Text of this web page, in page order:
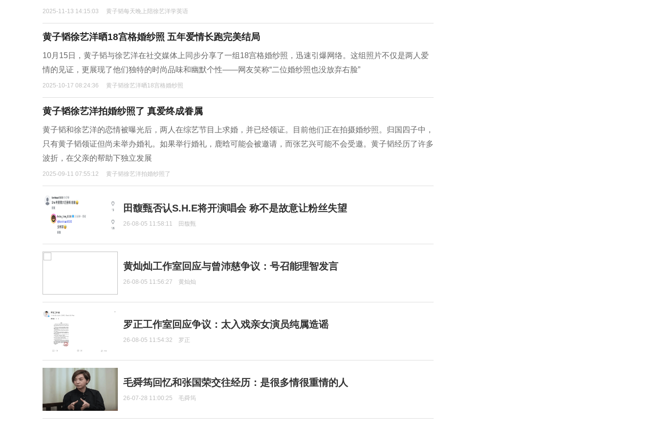
2025-11-13 14:15:03 黄子韬每天晚上陪徐艺洋学英语
黄子韬徐艺洋晒18宫格婚纱照 五年爱情长跑完美结局
10月15日，黄子韬与徐艺洋在社交媒体上同步分享了一组18宫格婚纱照，迅速引爆网络。这组照片不仅是两人爱
情的见证，更展现了他们独特的时尚品味和幽默个性——网友笑称“二位婚纱照也没放弃右脸”
2025-10-17 08:24:36 黄子韬徐艺洋晒18宫格婚纱照
黄子韬徐艺洋拍婚纱照了 真爱终成眷属
黄子韬和徐艺洋的恋情被曝光后，两人在综艺节目上求婚，并已经领证。目前他们正在拍摄婚纱照。归国四子中，
只有黄子韬领证但尚未举办婚礼。如果举行婚礼，鹿晗可能会被邀请，而张艺兴可能不会受邀。黄子韬经历了许多
波折，在父亲的帮助下独立发展
2025-09-11 07:55:12 黄子韬徐艺洋拍婚纱照了
田馥甄否认S.H.E将开演唱会 称不是故意让粉丝失望
26-08-05 11:58:11 田馥甄
黄灿灿工作室回应与曾沛慈争议：号召能理智发言
26-08-05 11:56:27 黄灿灿
罗正工作室回应争议：太入戏亲女演员纯属造谣
26-08-05 11:54:32 罗正
毛舜筠回忆和张国荣交往经历：是很多情很重情的人
26-07-28 11:00:25 毛舜筠